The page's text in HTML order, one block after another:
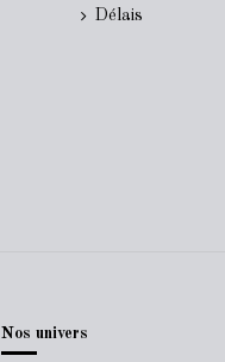
Délais
Nos univers